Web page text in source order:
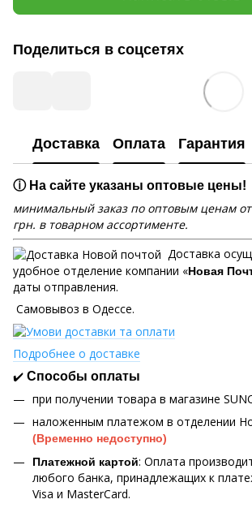
Поделиться в соцсетях
Доставка Оплата Гарантия
ⓘ На сайте указаны оптовые цены!
минимальный заказ по оптовым ценам
грн. в товарном ассортименте.
Доставка
удобное отделение компании «Новая
даты отправления.
Самовывоз в Одессе.
Подробнее о доставке
✔️ Способы оплаты
при получении товара в магазине
наложенным платежом в отделении
(Временно недоступно)
Платежной картой: Оплата
любого банка, принадлежащих к
Visa и MasterCard.